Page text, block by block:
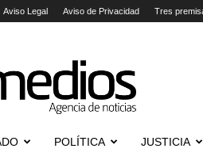
Aviso Legal Aviso de Privacidad Tres
Agencia
de
Noticias
POLÍTICA JUSTICIA